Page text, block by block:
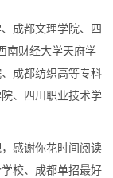
成都文理学院、四
南财经大学天府学
成都纺织高等专科
、四川职业技术学
感谢你花时间阅读
校、成都单招最好